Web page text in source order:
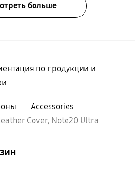
больше
по продукции и
Accessories
Cover, Note20 Ultra